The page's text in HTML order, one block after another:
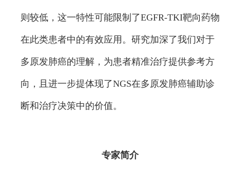
则较低，这一特性可能限制了EGFR-TKI靶向药物
在此类患者中的有效应用。研究加深了我们对于
多原发肺癌的理解，为患者精准治疗提供参考方
向，且进一步提体现了NGS在多原发肺癌辅助诊
断和治疗决策中的价值。
专家简介